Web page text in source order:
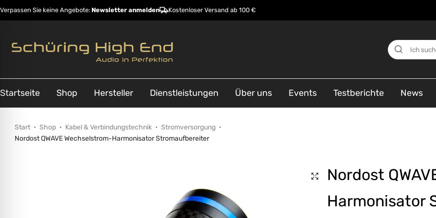
Verpassen Sie keine Angebote: Newsletter anmelden Kostenloser Versand ab 100 €
Startseite Shop Hersteller Dienstleistungen Über uns Events Testberichte News
Start Shop Kabel & Verbindungstechnik
Stromversorgung
Nordost QWAVE Wechselstrom-Harmonisator Stromaufbereiter
Nordost
Harmonisator